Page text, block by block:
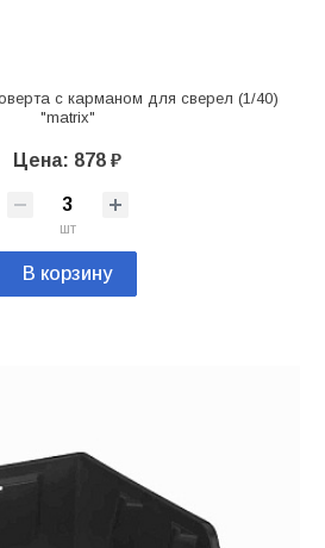
с карманом для сверел (1/40)
"matrix"
Цена: 878 ₽
шт
В корзину